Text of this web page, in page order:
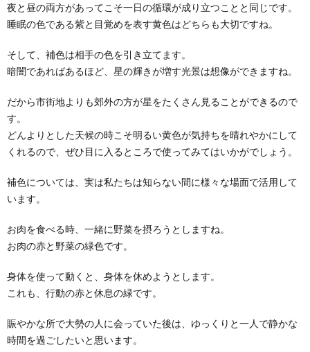
夜と昼の両方があってこそ一日の循環が成り立つことと同じです。
睡眠の色である紫と目覚めを表す黄色はどちらも大切ですね。
そして、補色は相手の色を引き立てます。
暗闇であればあるほど、星の輝きが増す光景は想像ができますね。
だから市街地よりも郊外の方が星をたくさん見ることができるので
す。
どんよりとした天候の時こそ明るい黄色が気持ちを晴れやかにして
くれるので、ぜひ目に入るところで使ってみてはいかがでしょう。
補色については、実は私たちは知らない間に様々な場面で活用して
います。
お肉を食べる時、一緒に野菜を摂ろうとしますね。
お肉の赤と野菜の緑色です。
身体を使って動くと、身体を休めようとします。
これも、行動の赤と休息の緑です。
賑やかな所で大勢の人に会っていた後は、ゆっくりと一人で静かな
時間を過ごしたいと思います。